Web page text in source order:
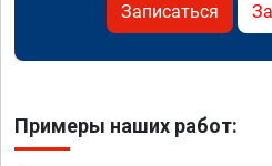
Записаться
Примеры наших работ: